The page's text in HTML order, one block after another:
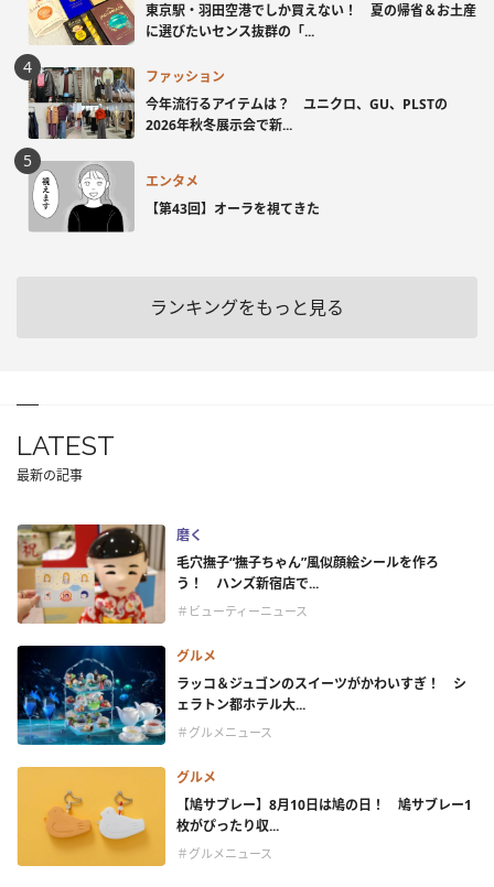
東京駅・羽田空港でしか買えない！ 夏の帰省＆お土産
に選びたいセンス抜群の「...
ファッション
今年流行るアイテムは？ ユニクロ、GU、PLSTの
2026年秋冬展示会で新...
エンタメ
【第43回】オーラを視てきた
ランキングをもっと見る
LATEST
最新の記事
磨く
毛穴撫子“撫子ちゃん”風似顔絵シールを作ろ
う！ ハンズ新宿店で...
＃ビューティーニュース
グルメ
ラッコ＆ジュゴンのスイーツがかわいすぎ！ シ
ェラトン都ホテル大...
＃グルメニュース
グルメ
【鳩サブレー】8月10日は鳩の日！ 鳩サブレー1
枚がぴったり収...
＃グルメニュース